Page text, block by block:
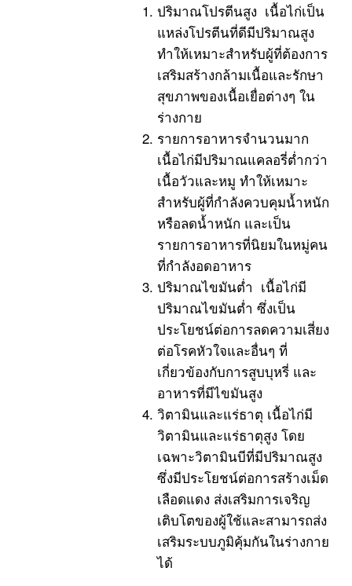
ปริมาณโปรตีนสูง เนื้อไก่เป็น
แหล่งโปรตีนที่ดีมีปริมาณสูง
ทำให้เหมาะสำหรับผู้ที่ต้องการ
เสริมสร้างกล้ามเนื้อและรักษา
สุขภาพของเนื้อเยื่อต่างๆ ใน
ร่างกาย
รายการอาหารจำนวนมาก
เนื้อไก่มีปริมาณแคลอรี่ต่ำกว่า
เนื้อวัวและหมู ทำให้เหมาะ
สำหรับผู้ที่กำลังควบคุมน้ำหนัก
หรือลดน้ำหนัก และเป็น
รายการอาหารที่นิยมในหมู่คน
ที่กำลังอดอาหาร
ปริมาณไขมันต่ำ เนื้อไก่มี
ปริมาณไขมันต่ำ ซึ่งเป็น
ประโยชน์ต่อการลดความเสี่ยง
ต่อโรคหัวใจและอื่นๆ ที่
เกี่ยวข้องกับการสูบบุหรี่ และ
อาหารที่มีไขมันสูง
วิตามินและแร่ธาตุ เนื้อไก่มี
วิตามินและแร่ธาตุสูง โดย
เฉพาะวิตามินบีที่มีปริมาณสูง
ซึ่งมีประโยชน์ต่อการสร้างเม็ด
เลือดแดง ส่งเสริมการเจริญ
เติบโตของผู้ใช้และสามารถส่ง
เสริมระบบภูมิคุ้มกันในร่างกาย
ได้